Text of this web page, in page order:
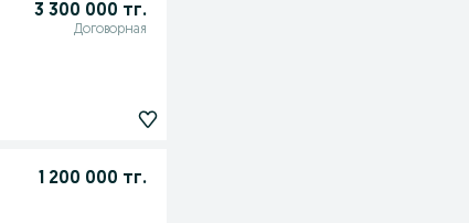
3 300 000 тг.
Договорная
1 200 000 тг.